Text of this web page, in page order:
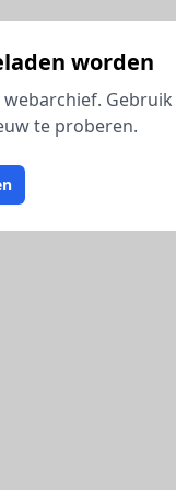
worden
Gebruik
te proberen.